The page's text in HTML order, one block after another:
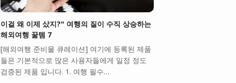
이걸 왜 이제 샀지?" 여행의 질이 수직 상승하는
해외여행 꿀템 7
[해외여행 준비물 큐레이션] 여기에 등록된 제품
들은 기본적으로 많은 사용자들에게 일정 정도
검증된 제품 입니다. 1. 여행 필수…